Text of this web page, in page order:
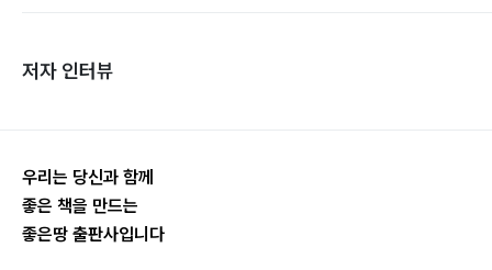
저자 인터뷰
우리는 당신과 함께
좋은 책을 만드는
좋은땅 출판사입니다